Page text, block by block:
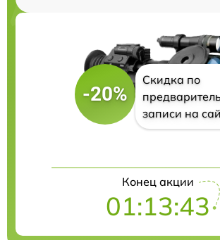
-20%
Скидка по
записи на
Конец акции
01:13:41